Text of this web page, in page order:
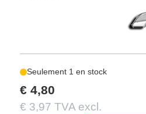
Seulement 1 en stock
€ 4,80
€ 3,97 TVA excl.